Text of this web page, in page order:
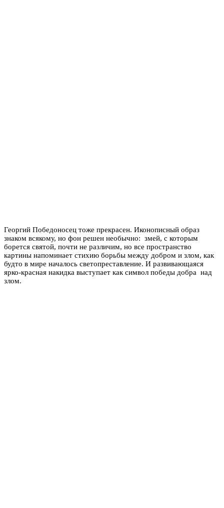
Георгий Победоносец тоже прекрасен. Иконописный образ
знаком всякому, но фон решен необычно: змей, с которым
борется святой, почти не различим, но все пространство
картины напоминает стихию борьбы между добром и злом, как
будто в мире началось светопреставление. И развивающаяся
ярко-красная накидка выступает как символ победы добра над
злом.